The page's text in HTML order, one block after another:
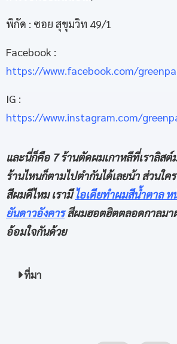
พิกัด : ซอย สุขุมวิท 49/1
Facebook :
https://www.facebook.com/
IG :
https://www.instagram.com/
และนี่ก็คือ 7 ร้านตัดผมเกาหลีที่เราลิสต์
ร้านไหนก็ตามไปตำกันได้เลยน้า ส่วนใค
สีผมดีไหม เรามีไอเดียทำผมสีน้ำตาล ห
ยันดาวอังคารสีผมฮอตฮิตตลอดกาลมา
อ้อมใจกันด้วย
ที่มา